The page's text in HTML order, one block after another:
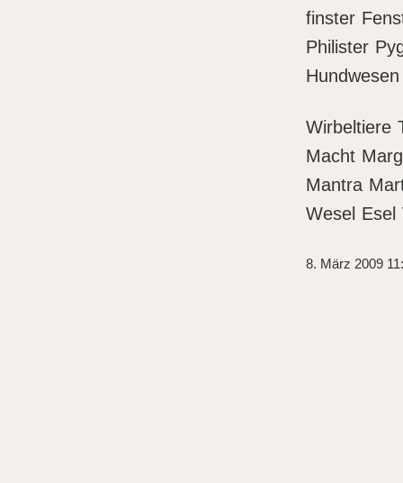
finster
Philister
Wirbeltiere
Macht
Mantra
Wesel Esel
8. März 2009